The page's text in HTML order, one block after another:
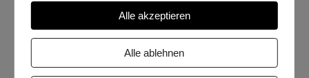
Alle akzeptieren
Alle ablehnen